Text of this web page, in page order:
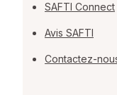
SAFTI Connect
Avis SAFTI
Contactez-